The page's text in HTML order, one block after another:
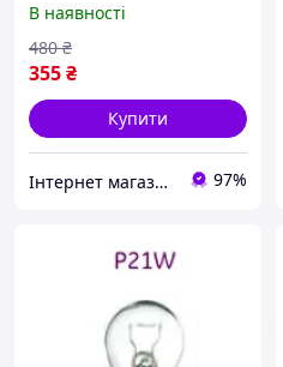
SMD 2016 Зелене світло
В наявності
355₴
480 ₴
Купити
Інтернет магазин "Flash Led" 97%